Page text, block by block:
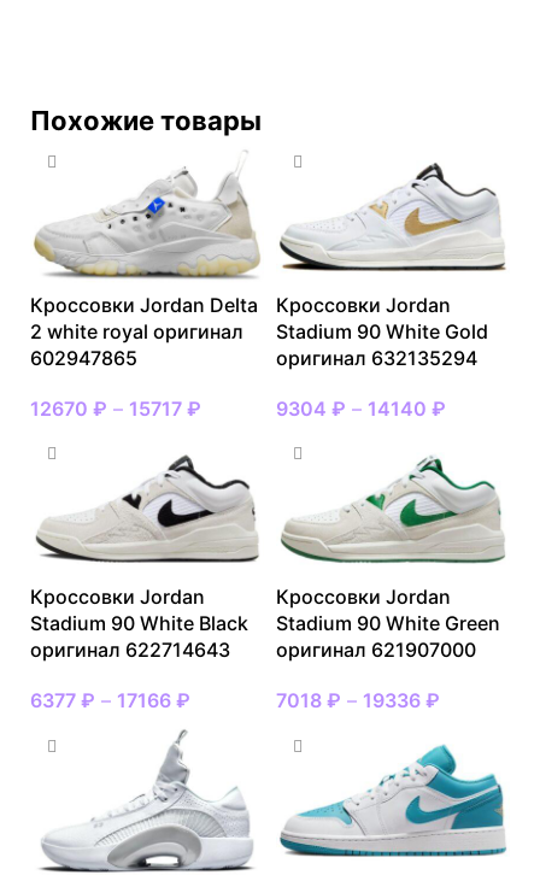
Похожие товары
Кроссовки Jordan Delta
2 white royal оригинал
602947865
12670 ₽ – 15717 ₽
Кроссовки Jordan
Stadium 90 White Gold
оригинал 632135294
9304 ₽ – 14140 ₽
Кроссовки Jordan
Stadium 90 White Black
оригинал 622714643
6377 ₽ – 17166 ₽
Кроссовки Jordan
Stadium 90 White Green
оригинал 621907000
7018 ₽ – 19336 ₽